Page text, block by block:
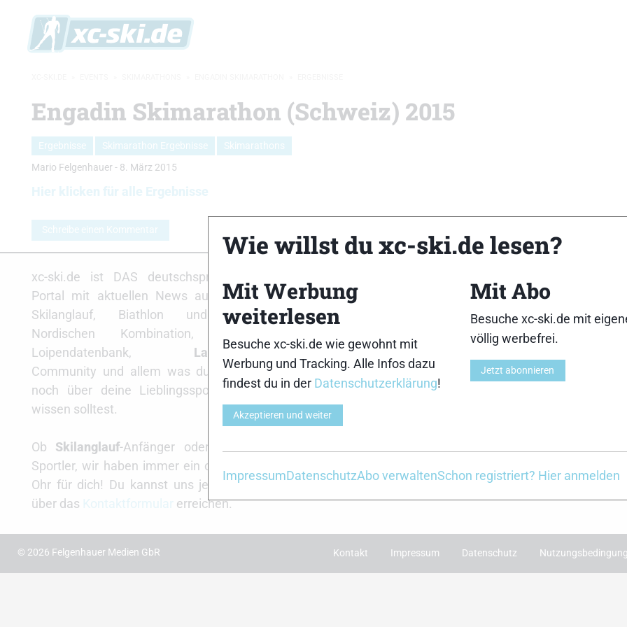
Engadin Skimarathon (Schweiz) 2015
Ergebnisse Skimarathon Ergebnisse
Skimarathons
Mario Felgenhauer - 8. März 2015
Hier klicken für alle Ergebnisse
Schreibe einen Kommentar
xc-ski.de ist DAS deutschsprachige
Portal mit aktuellen News aus dem
Skilanglauf, Biathlon und der
Nordischen Kombination, einer
Loipendatenbank, Langlauf-
Community und allem was du sonst
noch über deine Lieblingssportarten
wissen solltest.
Ob Skilanglauf-Anfänger oder Profi-
Sportler, wir haben immer ein offenes
Ohr für dich! Du kannst uns jederzeit
über das
erreichen.
xc-ski.de in Social Media
instagramfacebookspotifyx youtube
Du willst immer
Laufenden bleiben?
für unseren
einmal pro Woche
© 2026 Felgenhauer Medien GbR Kontakt Impressum Datenschutz
Wie willst du xc-ski.de lesen?
Mit Werbung
weiterlesen
Besuche xc-ski.de wie gewohnt mit
Werbung und Tracking. Alle Infos dazu
findest du in der Datenschutzerklärung!
Akzeptieren und weiter
Mit Abo
Besuche xc-ski.de mit
völlig werbefrei.
Jetzt abonnieren
ImpressumDatenschutzAbo verwaltenSchon registriert? Hier anmelden